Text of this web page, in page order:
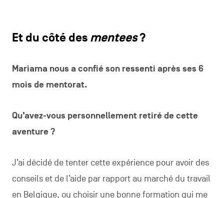
Et du côté des mentees?
Mariama nous a confié son ressenti après ses 6
mois de mentorat.
Qu’avez-vous personnellement retiré de cette
aventure ?
J’ai décidé de tenter cette expérience pour avoir des
conseils et de l’aide par rapport au marché du travail
en Belgique, ou choisir une bonne formation qui me